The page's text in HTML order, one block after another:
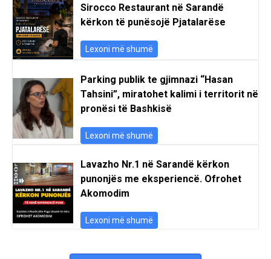
Sirocco Restaurant në Sarandë
kërkon të punësojë Pjatalarëse
Lexoni më shumë
Parking publik te gjimnazi “Hasan
Tahsini”, miratohet kalimi i territorit në
pronësi të Bashkisë
Lexoni më shumë
Lavazho Nr.1 në Sarandë kërkon
punonjës me eksperiencë. Ofrohet
Akomodim
Lexoni më shumë